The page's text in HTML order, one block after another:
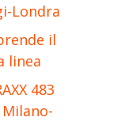
Londra
il
linea
483